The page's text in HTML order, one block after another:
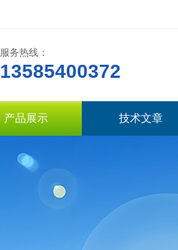
服务热线：
13585400372
产品展示 技术文章